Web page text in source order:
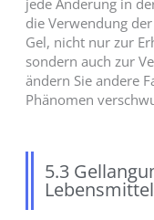
jede Änderung in
die Verwendung
Gel, nicht nur zur
sondern auch zur
ändern Sie andere
Phänomen
5.3